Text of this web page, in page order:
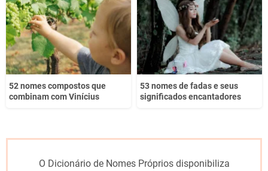
52 nomes compostos que
combinam com Vinícius
53 nomes de fadas e seus
significados encantadores
O Dicionário de Nomes Próprios disponibiliza